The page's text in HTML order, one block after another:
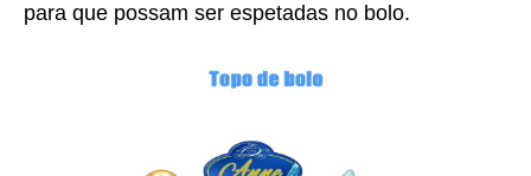
para que possam ser espetadas no bolo.